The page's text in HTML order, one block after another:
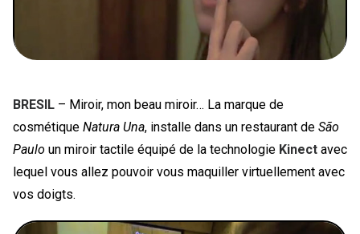
BRESIL – Miroir, mon beau miroir… La marque de
cosmétique Natura Una, installe dans un restaurant de São
Paulo un miroir tactile équipé de la technologie Kinect avec
lequel vous allez pouvoir vous maquiller virtuellement avec
vos doigts.